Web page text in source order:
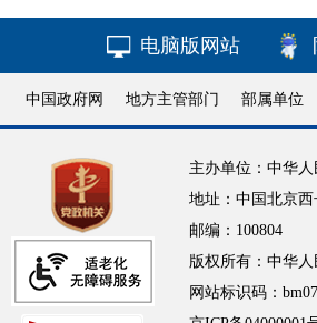
电脑版网站
中国政府网 地方主管部门 部属单位
主办单位：中华
地址：中国北京西
邮编：100804
版权所有：中华
网站标识码：